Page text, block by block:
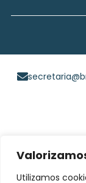
Utilizamos